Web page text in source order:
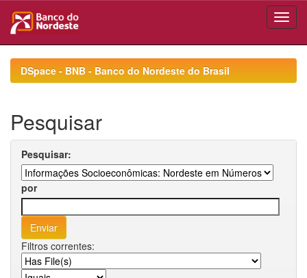
navigationDSpace - BNB - Banco do Nordeste do Brasil
Pesquisar
Pesquisar:
por
Filtros correntes: